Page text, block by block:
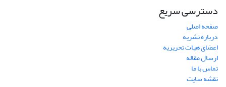
دسترسی سریع
صفحه اصلی
درباره نشریه
اعضای هیات تحریریه
ارسال مقاله
تماس با ما
نقشه سایت